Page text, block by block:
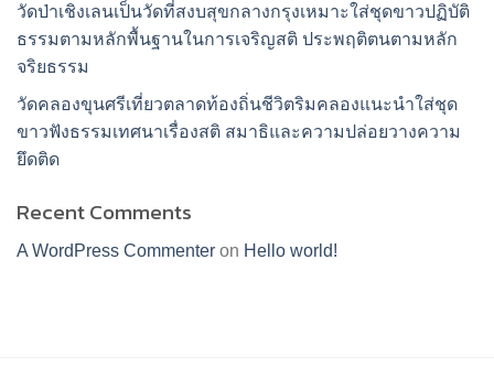
วัดป่าเชิงเลนเป็นวัดที่สงบสุขกลางกรุงเหมาะใส่ชุดขาวปฏิบัติ
ธรรมตามหลักพื้นฐานในการเจริญสติ ประพฤติตนตามหลัก
จริยธรรม
วัดคลองขุนศรีเที่ยวตลาดท้องถิ่นชีวิตริมคลองแนะนำใส่ชุด
ขาวฟังธรรมเทศนาเรื่องสติ สมาธิและความปล่อยวางความ
ยึดติด
Recent Comments
A WordPress Commenter on Hello world!